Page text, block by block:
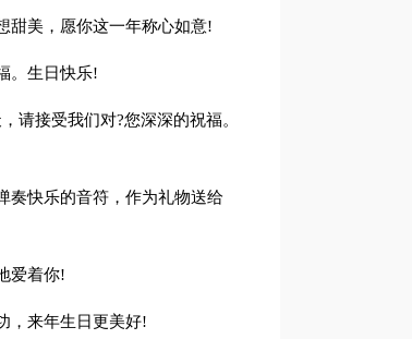
甜美，愿你这一年称心如意!
。生日快乐!
请接受我们对?您深深的祝福。
奏快乐的音符，作为礼物送给
爱着你!
，来年生日更美好!